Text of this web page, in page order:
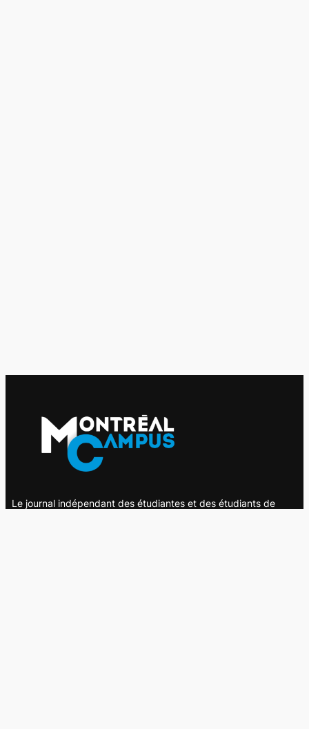
Le journal indépendant des étudiantes et des étudiants de